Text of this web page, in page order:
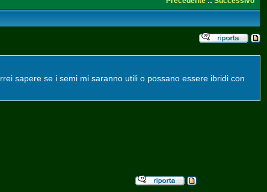
sapere se i semi mi saranno utili o possano essere ibridi con